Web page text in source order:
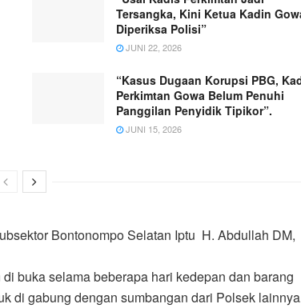
Tersangka, Kini Ketua Kadin
Diperiksa Polisi”
JUNI 22, 2026
“Kasus Dugaan Korupsi PBG,
Perkimtan Gowa Belum Penuhi
Panggilan Penyidik Tipikor”.
JUNI 15, 2026
Bontonompo Selatan Iptu H. Abdullah DM,
buka selama beberapa hari kedepan dan barang
di gabung dengan sumbangan dari Polsek